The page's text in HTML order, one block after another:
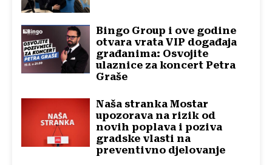
Bingo Group i ove godine
otvara vrata VIP događaja
građanima: Osvojite
ulaznice za koncert Petra
Graše
Naša stranka Mostar
upozorava na rizik od
novih poplava i poziva
gradske vlasti na
preventivno djelovanje